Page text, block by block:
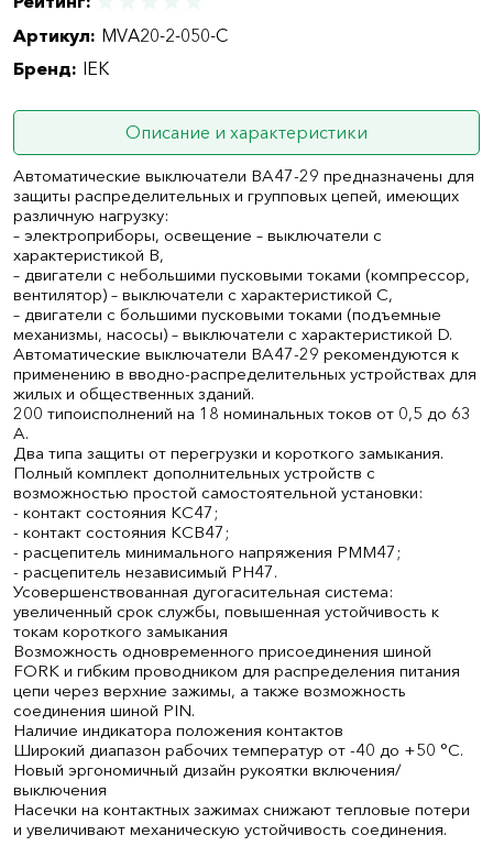
Артикул: MVA20-2-050-C
Бренд: IEK
Описание и характеристики
Автоматические выключатели ВА47-29 предназначены для
защиты распределительных и групповых цепей, имеющих
различную нагрузку:
– электроприборы, освещение – выключатели с
характеристикой В,
– двигатели с небольшими пусковыми токами (компрессор,
вентилятор) – выключатели с характеристикой C,
– двигатели с большими пусковыми токами (подъемные
механизмы, насосы) – выключатели с характеристикой D.
Автоматические выключатели ВА47-29 рекомендуются к
применению в вводно-распределительных устройствах для
жилых и общественных зданий.
200 типоисполнений на 18 номинальных токов от 0,5 до 63
А.
Два типа защиты от перегрузки и короткого замыкания.
Полный комплект дополнительных устройств с
возможностью простой самостоятельной установки:
- контакт состояния КС47;
- контакт состояния КСВ47;
- расцепитель минимального напряжения РММ47;
- расцепитель независимый РН47.
Усовершенствованная дугогасительная система:
увеличенный срок службы, повышенная устойчивость к
токам короткого замыкания
Возможность одновременного присоединения шиной
FORK и гибким проводником для распределения питания
цепи через верхние зажимы, а также возможность
соединения шиной PIN.
Наличие индикатора положения контактов
Широкий диапазон рабочих температур от -40 до +50 °С.
Новый эргономичный дизайн рукоятки включения/
выключения
Насечки на контактных зажимах снижают тепловые потери
и увеличивают механическую устойчивость соединения.